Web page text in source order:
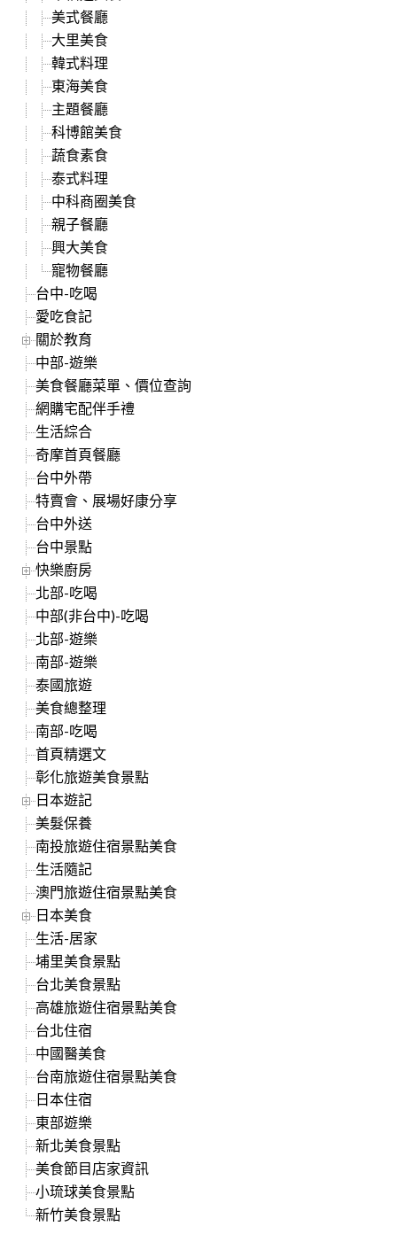
美式餐廳
大里美食
韓式料理
東海美食
主題餐廳
科博館美食
蔬食素食
泰式料理
中科商圈美食
親子餐廳
興大美食
寵物餐廳
台中-吃喝
愛吃食記
關於教育
中部-遊樂
美食餐廳菜單、價位查詢
網購宅配伴手禮
生活綜合
奇摩首頁餐廳
台中外帶
特賣會、展場好康分享
台中外送
台中景點
快樂廚房
北部-吃喝
中部(非台中)-吃喝
北部-遊樂
南部-遊樂
泰國旅遊
美食總整理
南部-吃喝
首頁精選文
彰化旅遊美食景點
日本遊記
美髮保養
南投旅遊住宿景點美食
生活隨記
澳門旅遊住宿景點美食
日本美食
生活-居家
埔里美食景點
台北美食景點
高雄旅遊住宿景點美食
台北住宿
中國醫美食
台南旅遊住宿景點美食
日本住宿
東部遊樂
新北美食景點
美食節目店家資訊
小琉球美食景點
新竹美食景點